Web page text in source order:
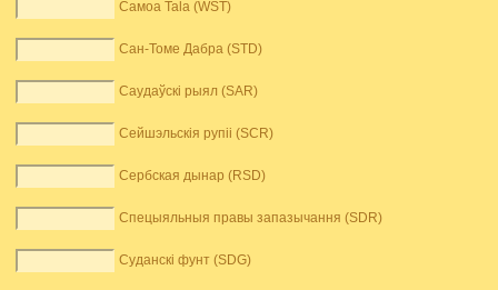
Самоа Tala (WST)
Сан-Томе Дабра (STD)
Саудаўскі рыял (SAR)
Сейшэльскія рупіі (SCR)
Сербская дынар (RSD)
Спецыяльныя правы запазычання (SDR)
Суданскі фунт (SDG)